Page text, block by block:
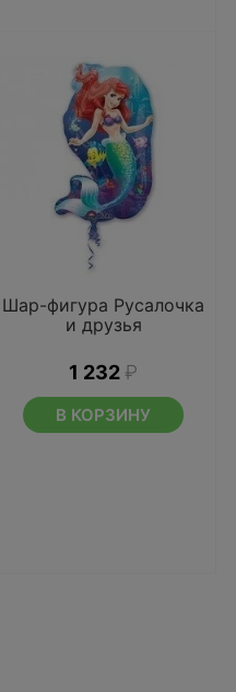
Шар-фигура Русалочка
и друзья
1 232 ₽
В КОРЗИНУ